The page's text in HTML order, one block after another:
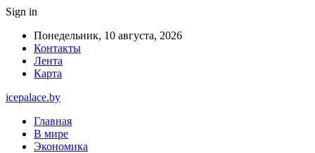
Sign in
Понедельник, 10 августа, 2026
Контакты
Лента
Карта
icepalace.by
Главная
В мире
Экономика